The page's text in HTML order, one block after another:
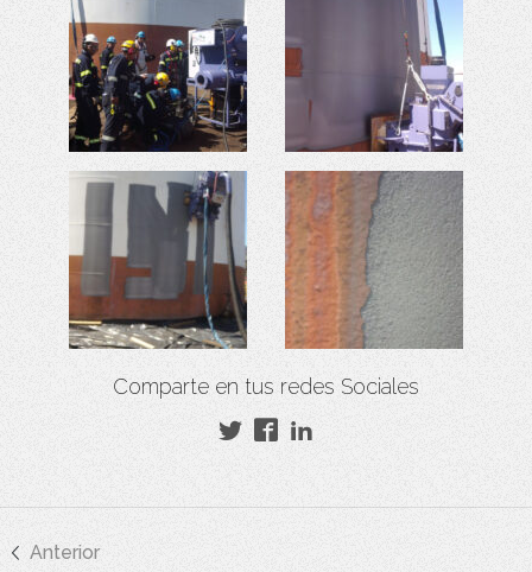
Comparte en tus redes Sociales
Anterior